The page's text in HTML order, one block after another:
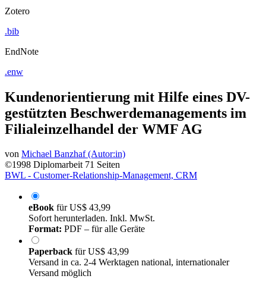
Zotero
.bib
EndNote
.enw
Kundenorientierung mit Hilfe eines DV-
gestützten Beschwerdemanagements im
Filialeinzelhandel der WMF AG
von Michael Banzhaf (Autor:in)
©1998 Diplomarbeit 71 Seiten
BWL - Customer-Relationship-Management, CRM
eBook fürUS$ 43,99
Sofort herunterladen. Inkl. MwSt.
Format: PDF – für alle Geräte
Paperback fürUS$ 43,99
Versand in ca. 2-4 Werktagen national, internationaler
Versand möglich